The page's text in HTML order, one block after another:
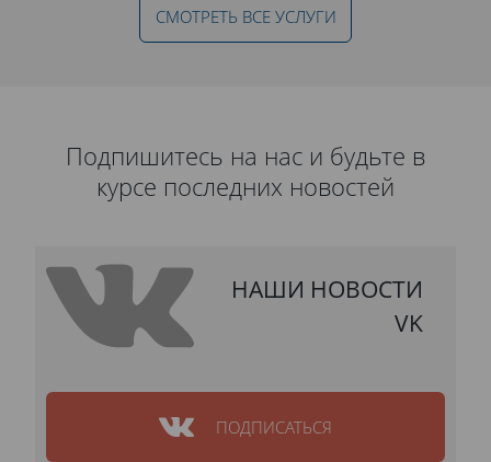
СМОТРЕТЬ ВСЕ УСЛУГИ
Подпишитесь на нас и будьте в
курсе последних новостей
НАШИ НОВОСТИ
VK
ПОДПИСАТЬСЯ